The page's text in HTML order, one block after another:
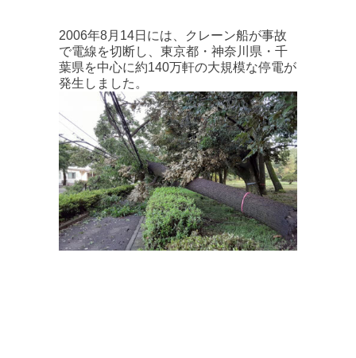
2006年8月14日には、クレーン船が事故
で電線を切断し、東京都・神奈川県・千
葉県を中心に約140万軒の大規模な停電が
発生しました。